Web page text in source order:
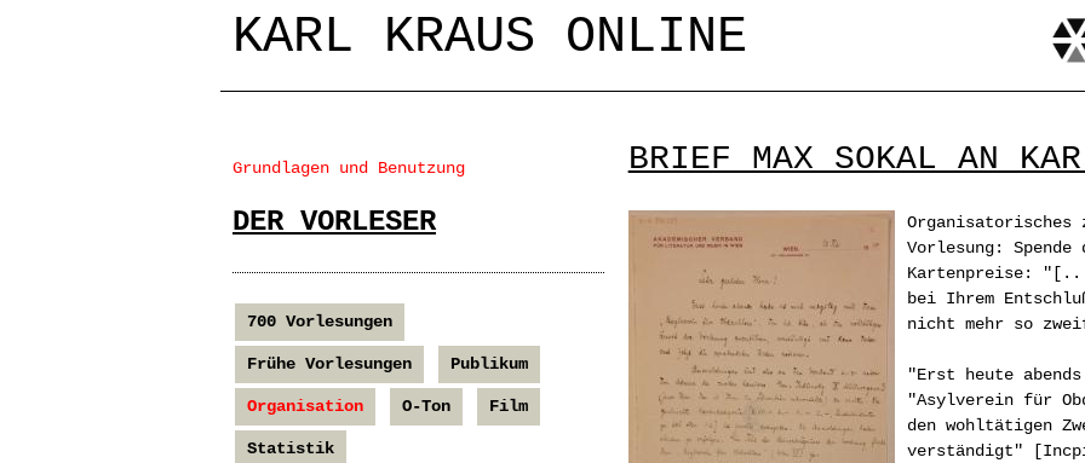
Jump to navigation
KARL KRAUS ONLINE
BRIEF MAX SOKAL AN
Organisatorisches
Vorlesung: Spende
Kartenpreise:
bei Ihrem
nicht mehr so
"Erst heute
"Asylverein für
den wohltätigen
verständigt"
Grundlagen und Benutzung
DER VORLESER
700 Vorlesungen
Frühe Vorlesungen Publikum
Organisation O-Ton Film
Statistik